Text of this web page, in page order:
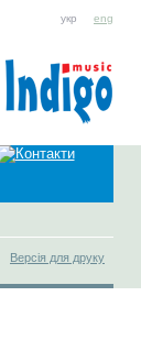
укр eng
Версія для друку